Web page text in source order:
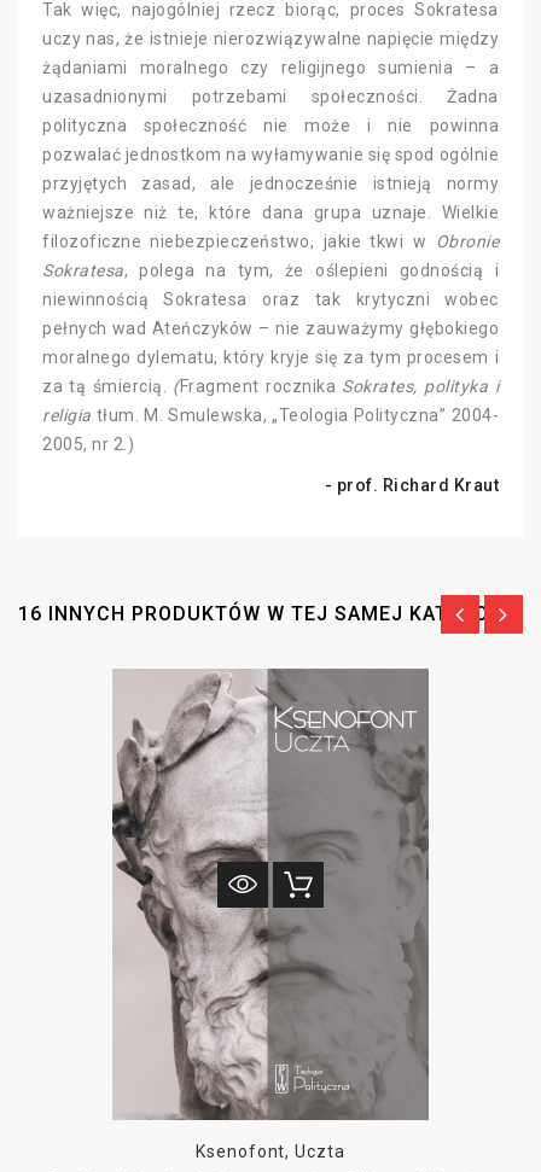
Tak więc, najogólniej rzecz biorąc, proces Sokratesa
uczy nas, że istnieje nierozwiązywalne napięcie między
żądaniami moralnego czy religijnego sumienia – a
uzasadnionymi potrzebami społeczności. Żadna
polityczna społeczność nie może i nie powinna
pozwalać jednostkom na wyłamywanie się spod ogólnie
przyjętych zasad, ale jednocześnie istnieją normy
ważniejsze niż te, które dana grupa uznaje. Wielkie
filozoficzne niebezpieczeństwo, jakie tkwi w Obronie
Sokratesa, polega na tym, że oślepieni godnością i
niewinnością Sokratesa oraz tak krytyczni wobec
pełnych wad Ateńczyków – nie zauważymy głębokiego
moralnego dylematu, który kryje się za tym procesem i
za tą śmiercią. (Fragment rocznika Sokrates, polityka i
religia tłum. M. Smulewska, „Teologia Polityczna” 2004-
2005, nr 2.)
- prof. Richard Kraut
16 INNYCH PRODUKTÓW W TEJ SAMEJ KATEGORII:
Ksenofont, Uczta